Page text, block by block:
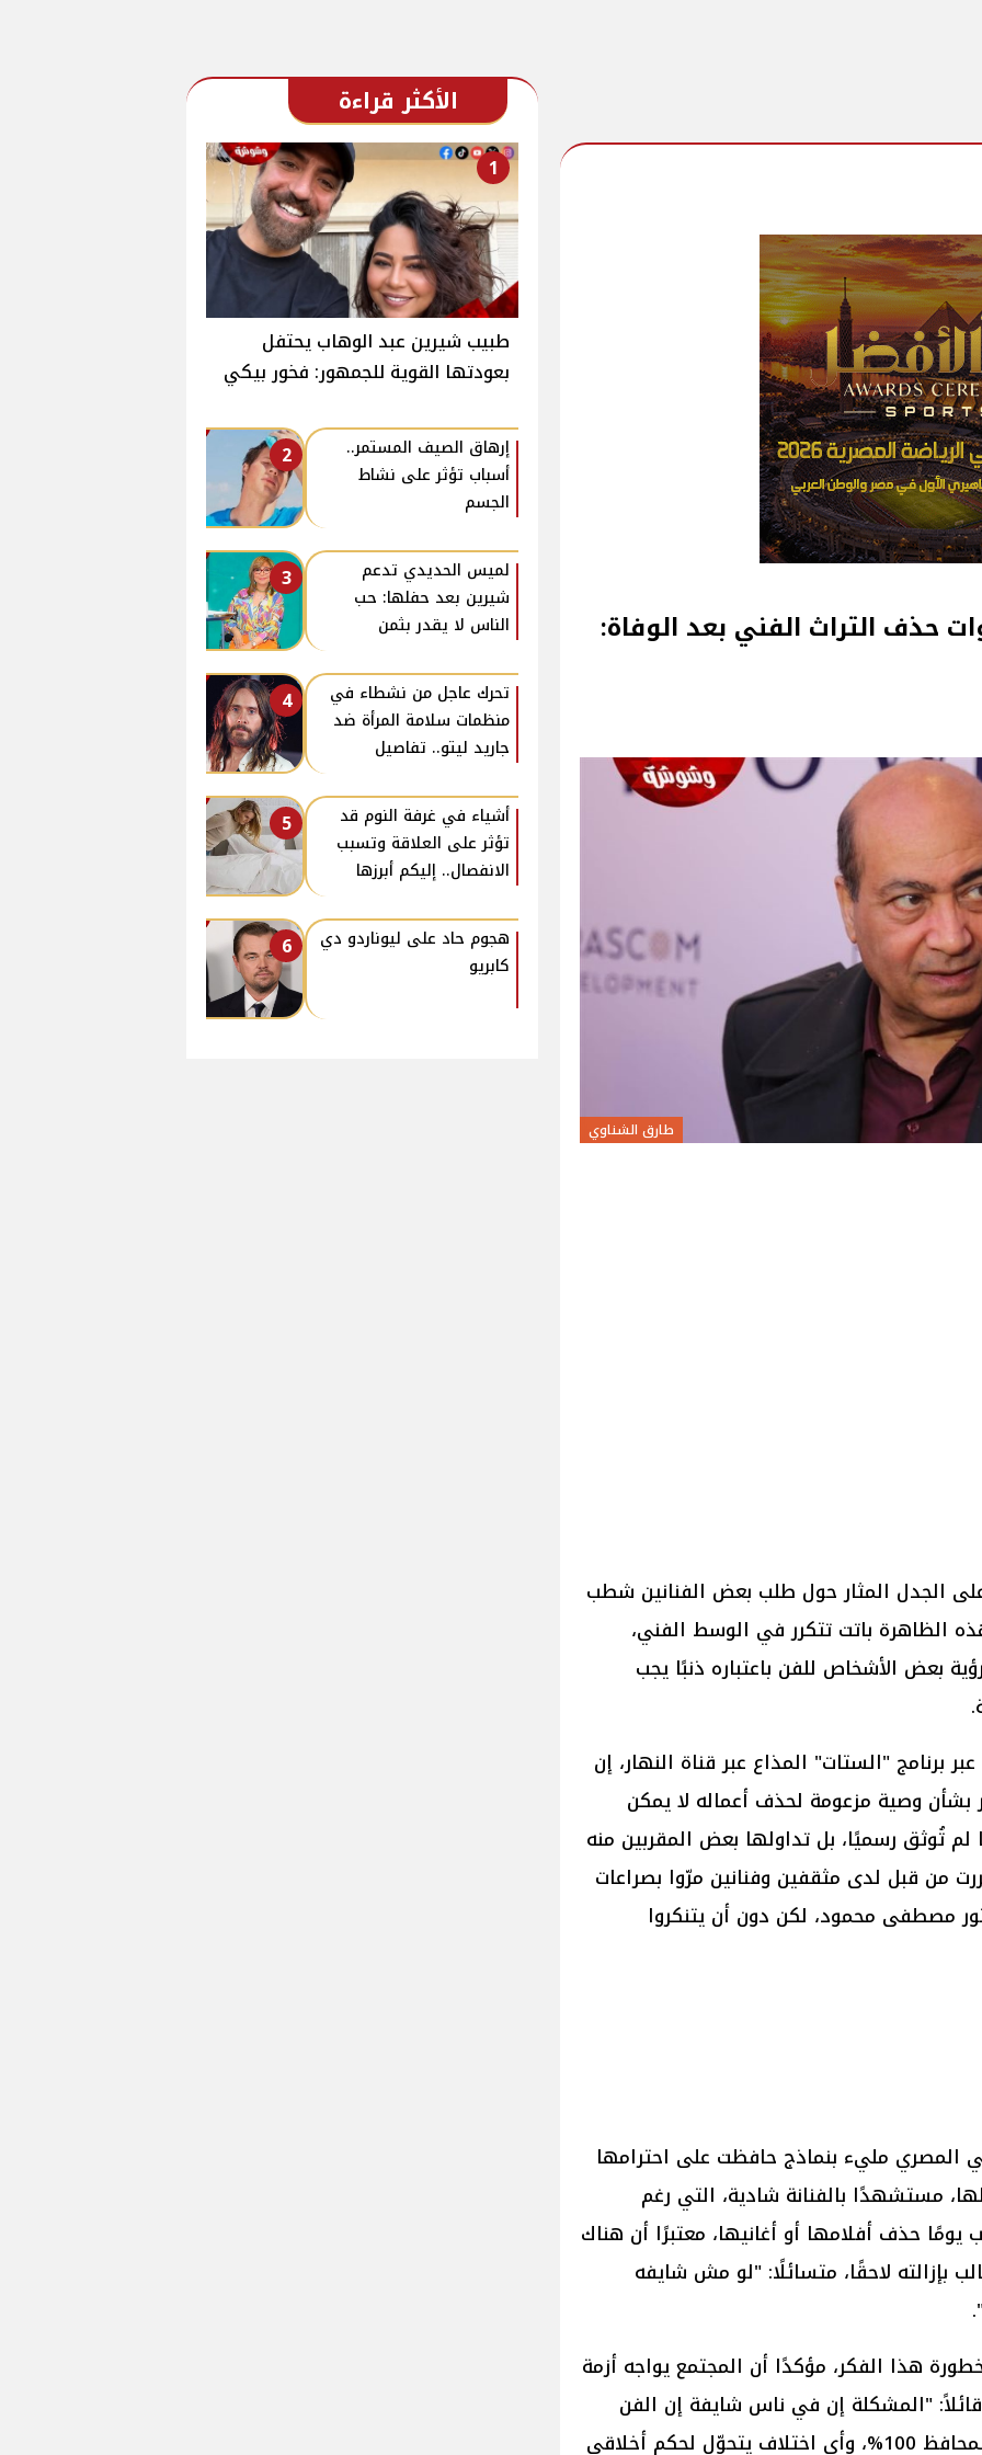
حذف التراث الفني بعد الوفاة:
طارق الشناوي
الجدل المثار حول طلب بعض الفنانين شطب
الظاهرة باتت تتكرر في الوسط الفني،
بعض الأشخاص للفن باعتباره ذنبًا يجب
برنامج "الستات" المذاع عبر قناة النهار، إن
بشأن وصية مزعومة لحذف أعماله لا يمكن
تُوثق رسميًا، بل تداولها بعض المقربين منه
من قبل لدى مثقفين وفنانين مرّوا بصراعات
مصطفى محمود، لكن دون أن يتنكروا
المصري مليء بنماذج حافظت على احترامها
مستشهدًا بالفنانة شادية، التي رغم
يومًا حذف أفلامها أو أغانيها، معتبرًا أن هناك
بإزالته لاحقًا، متسائلًا: "لو مش شايفه
هذا الفكر، مؤكدًا أن المجتمع يواجه أزمة
"المشكلة إن في ناس شايفة إن الفن
مش نضيف إلا لو وافق تصورهم المحافظ 100%، وأي اختلاف يتحوّل لحكم أخلاقي
الأكثر قراءة
1
طبيب شيرين عبد الوهاب يحتفل
بعودتها القوية للجمهور: فخور بيكي
2
إرهاق الصيف المستمر..
أسباب تؤثر على نشاط
الجسم
3
لميس الحديدي تدعم
شيرين بعد حفلها: حب
الناس لا يقدر بثمن
4
تحرك عاجل من نشطاء في
منظمات سلامة المرأة ضد
جاريد ليتو.. تفاصيل
5
أشياء في غرفة النوم قد
تؤثر على العلاقة وتسبب
الانفصال.. إليكم أبرزها
6
هجوم حاد على ليوناردو دي
كابريو